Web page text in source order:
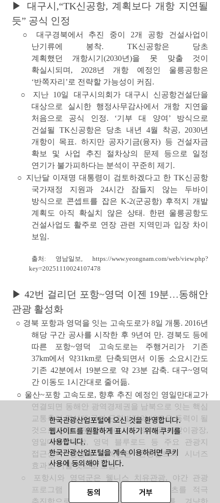
▶ 대구시,“TK신공항, 계획보다 개항 지연될
듯” 공식 인정
○ 대구경북에서 추진 중이 2개 공항 건설사업이
난기류에 봉착. TK신공항은 당초
계획했던 개항시기(2030년)을 못 맞출 것이
확실시 되며, 2028년 개항 예정인 울릉공항은
‘반쪽자리’로 전략할 가능성이 커짐.
○ 지난 10일 대구시의회가 대구시 신공항건설단을
대상으로 실시한 행정사무감사에서 개항 지연을
처음으로 공식 인정. ‘기부 대 양여’ 방식으로
건설될 TK신공항은 당초 내년 4월 착공, 2030년
개항이 목표. 하지만 공자기금(융자) 등 건설자금
확보 및 사업 추진 절차상의 문제 등으로 일정
연기가 불가피하다는 분석이 꾸준히 제기.
○ 지난달 이재명 대통령이 검토하겠다고 한 TK신공항
국가재정 지원과 24시간 잠들지 않는 두바이
방식으로 콘셉트를 잡은 K-2(군공항) 후적지 개발
계획도 아직 확실치 않은 상태. 한편 울릉공항도
건설사업도 활주로 연장 관련 지역민과 입장 차이
보임.
출처: 영남일보,https://www.yeongnam.com/web/view.php?
key=20251110024107478
▶ 42번 걸리던 포항~영덕 이젠 19분…동해안
관광 활성화
○ 경북 포항과 영덕을 잇는 고속도로가 8일 개통. 2016년
해당 구간 공사를 시작한 후 9년여 만. 경북도 등에
따른 포항~영덕 고속도로는 주행거리가 기존
37km에서 약31km로 단축되면서 이동 소요시간도
기존 42분에서 19분으로 약 23분 감축. 대구~영덕
간 이동도 1시간대로 줄어듦.
○ 울산~포항 고속도로, 향후 추진 예정인 영일만대교가
연결되면 동해안 광역경제권을 남북으로 잇는 핵심
교통축이 완성돼 국가 균형발전의 새로운 동력이 될
것으로 전망. 관광 측면에서도 호미곶 해맞이광장,
영일대해수욕장, 영덕 블루로드 등 주요 관광지
접근성이 향상돼 동해안권 관광벨트의 시너즈
효과도 커질 것으로 보임.
○ 포항시와 영덕군은 웰니스 치유관광, 야간 관광
프로그램 등 장기 체류형 관광 콘텐츠를 적극
한국관광산업포털에 오신 것을 환영합니다.
웹사이트를 원활하게 표시하기 위해 쿠키를
사용합니다.
한국관광산업포털을 계속 이용하려면 쿠키
사용에 동의해야 합니다.
동의 거부